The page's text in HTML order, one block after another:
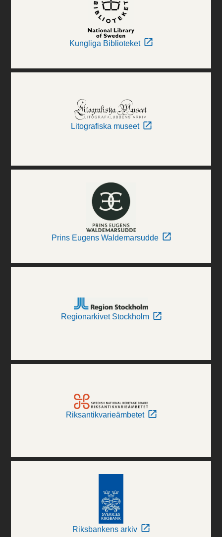
Kungliga Biblioteket
Litografiska museet
Prins Eugens Waldemarsudde
Regionarkivet Stockholm
Riksantikvarieämbetet
Riksbankens arkiv